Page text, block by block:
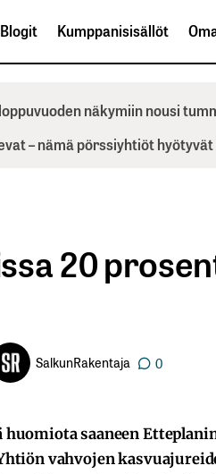
Blogit Kumppanisisällöt
näkymiin nousi
– nämä pörssiyhtiöt hyötyvät
20
SalkunRakentaja 0
saaneen
vahvojen